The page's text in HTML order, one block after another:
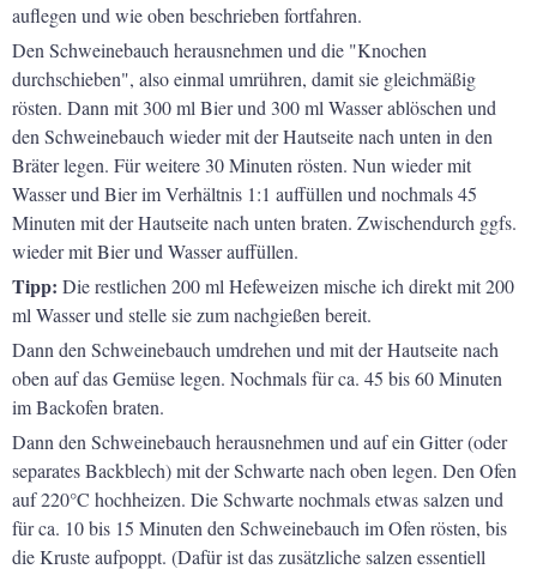
auflegen und wie oben beschrieben fortfahren.
Den Schweinebauch herausnehmen und die "Knochen
durchschieben", also einmal umrühren, damit sie gleichmäßig
rösten. Dann mit 300 ml Bier und 300 ml Wasser ablöschen und
den Schweinebauch wieder mit der Hautseite nach unten in den
Bräter legen. Für weitere 30 Minuten rösten. Nun wieder mit
Wasser und Bier im Verhältnis 1:1 auffüllen und nochmals 45
Minuten mit der Hautseite nach unten braten. Zwischendurch ggfs.
wieder mit Bier und Wasser auffüllen.
Tipp: Die restlichen 200 ml Hefeweizen mische ich direkt mit 200
ml Wasser und stelle sie zum nachgießen bereit.
Dann den Schweinebauch umdrehen und mit der Hautseite nach
oben auf das Gemüse legen. Nochmals für ca. 45 bis 60 Minuten
im Backofen braten.
Dann den Schweinebauch herausnehmen und auf ein Gitter (oder
separates Backblech) mit der Schwarte nach oben legen. Den Ofen
auf 220°C hochheizen. Die Schwarte nochmals etwas salzen und
für ca. 10 bis 15 Minuten den Schweinebauch im Ofen rösten, bis
die Kruste aufpoppt. (Dafür ist das zusätzliche salzen essentiell